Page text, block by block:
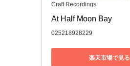
Craft Recordings
At Half Moon Bay
025218928229
楽天市場で見る